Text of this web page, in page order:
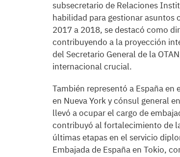
subsecretario de Relaciones
habilidad para gestionar asuntos
2017 a 2018, se destacó como
contribuyendo a la proyección
del Secretario General de la
internacional crucial.
También representó a España
en Nueva York y cónsul general
llevó a ocupar el cargo de
contribuyó al fortalecimiento de
últimas etapas en el servicio
Embajada de España en Tokio,